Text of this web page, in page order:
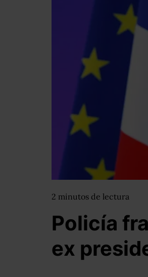
2 minutos de lectura
Policía
ex